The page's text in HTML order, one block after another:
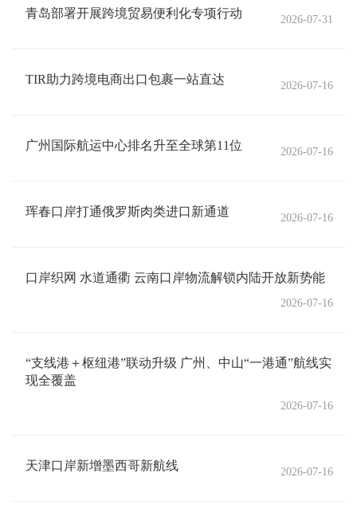
青岛部署开展跨境贸易便利化专项行动 2026-07-31
TIR助力跨境电商出口包裹一站直达 2026-07-16
广州国际航运中心排名升至全球第11位 2026-07-16
珲春口岸打通俄罗斯肉类进口新通道 2026-07-16
口岸织网 水道通衢 云南口岸物流解锁内陆开放新势能
2026-07-16
“支线港＋枢纽港”联动升级 广州、中山“一港通”航线实
现全覆盖
2026-07-16
天津口岸新增墨西哥新航线 2026-07-16